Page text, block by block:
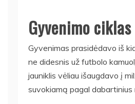
Gyvenimo ciklas
Gyvenimas prasidėdavo iš
ne didesnis už futbolo
jauniklis vėliau išaugdavo į
suvokiamą pagal dabartinius